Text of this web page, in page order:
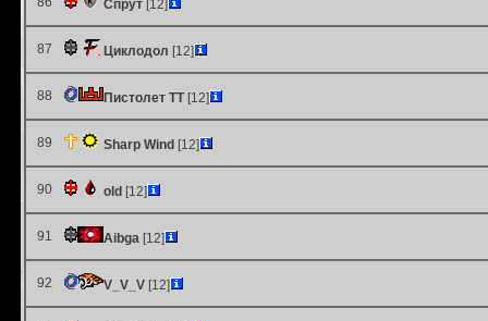
Спрут [12]
87 Циклодол [12]
88 Пистолет ТТ[12]
89 Sharp Wind [12]
90 old [12]
91 Aibga [12]
92 V_V_V [12]